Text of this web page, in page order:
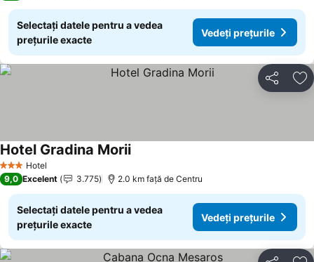
Selectați datele pentru a vedea
prețurile exacte
Vedeți prețurile
Distribuiți
3 SteleHotel
Hotel Gradina MoriiVedeți prețurile
9,0 Excelent 3.775 2.0 km faţă de Centru
Selectați datele pentru a vedea
prețurile exacte
Vedeți prețurile